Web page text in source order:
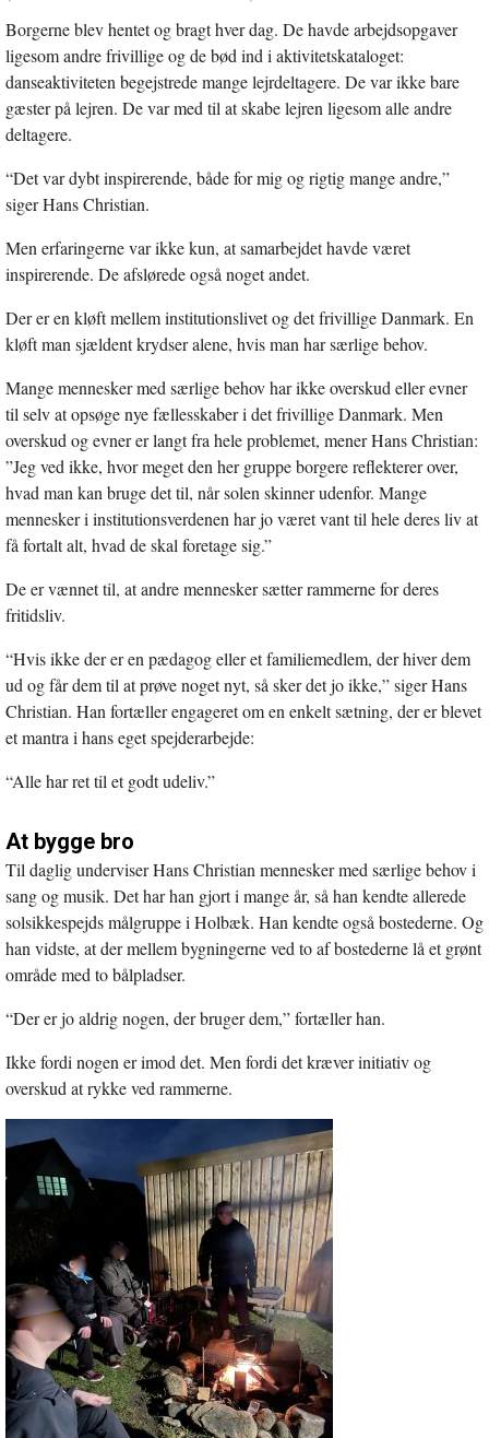
Borgerne blev hentet og bragt hver dag. De havde arbejdsopgaver
ligesom andre frivillige og de bød ind i aktivitetskataloget:
danseaktiviteten begejstrede mange lejrdeltagere. De var ikke bare
gæster på lejren. De var med til at skabe lejren ligesom alle andre
deltagere.
“Det var dybt inspirerende, både for mig og rigtig mange andre,”
siger Hans Christian.
Men erfaringerne var ikke kun, at samarbejdet havde været
inspirerende. De afslørede også noget andet.
Der er en kløft mellem institutionslivet og det frivillige Danmark. En
kløft man sjældent krydser alene, hvis man har særlige behov.
Mange mennesker med særlige behov har ikke overskud eller evner
til selv at opsøge nye fællesskaber i det frivillige Danmark. Men
overskud og evner er langt fra hele problemet, mener Hans Christian:
”Jeg ved ikke, hvor meget den her gruppe borgere reflekterer over,
hvad man kan bruge det til, når solen skinner udenfor. Mange
mennesker i institutionsverdenen har jo været vant til hele deres liv at
få fortalt alt, hvad de skal foretage sig.”
De er vænnet til, at andre mennesker sætter rammerne for deres
fritidsliv.
“Hvis ikke der er en pædagog eller et familiemedlem, der hiver dem
ud og får dem til at prøve noget nyt, så sker det jo ikke,” siger Hans
Christian. Han fortæller engageret om en enkelt sætning, der er blevet
et mantra i hans eget spejderarbejde:
“Alle har ret til et godt udeliv.”
At bygge bro
Til daglig underviser Hans Christian mennesker med særlige behov i
sang og musik. Det har han gjort i mange år, så han kendte allerede
solsikkespejds målgruppe i Holbæk. Han kendte også bostederne. Og
han vidste, at der mellem bygningerne ved to af bostederne lå et grønt
område med to bålpladser.
“Der er jo aldrig nogen, der bruger dem,” fortæller han.
Ikke fordi nogen er imod det. Men fordi det kræver initiativ og
overskud at rykke ved rammerne.